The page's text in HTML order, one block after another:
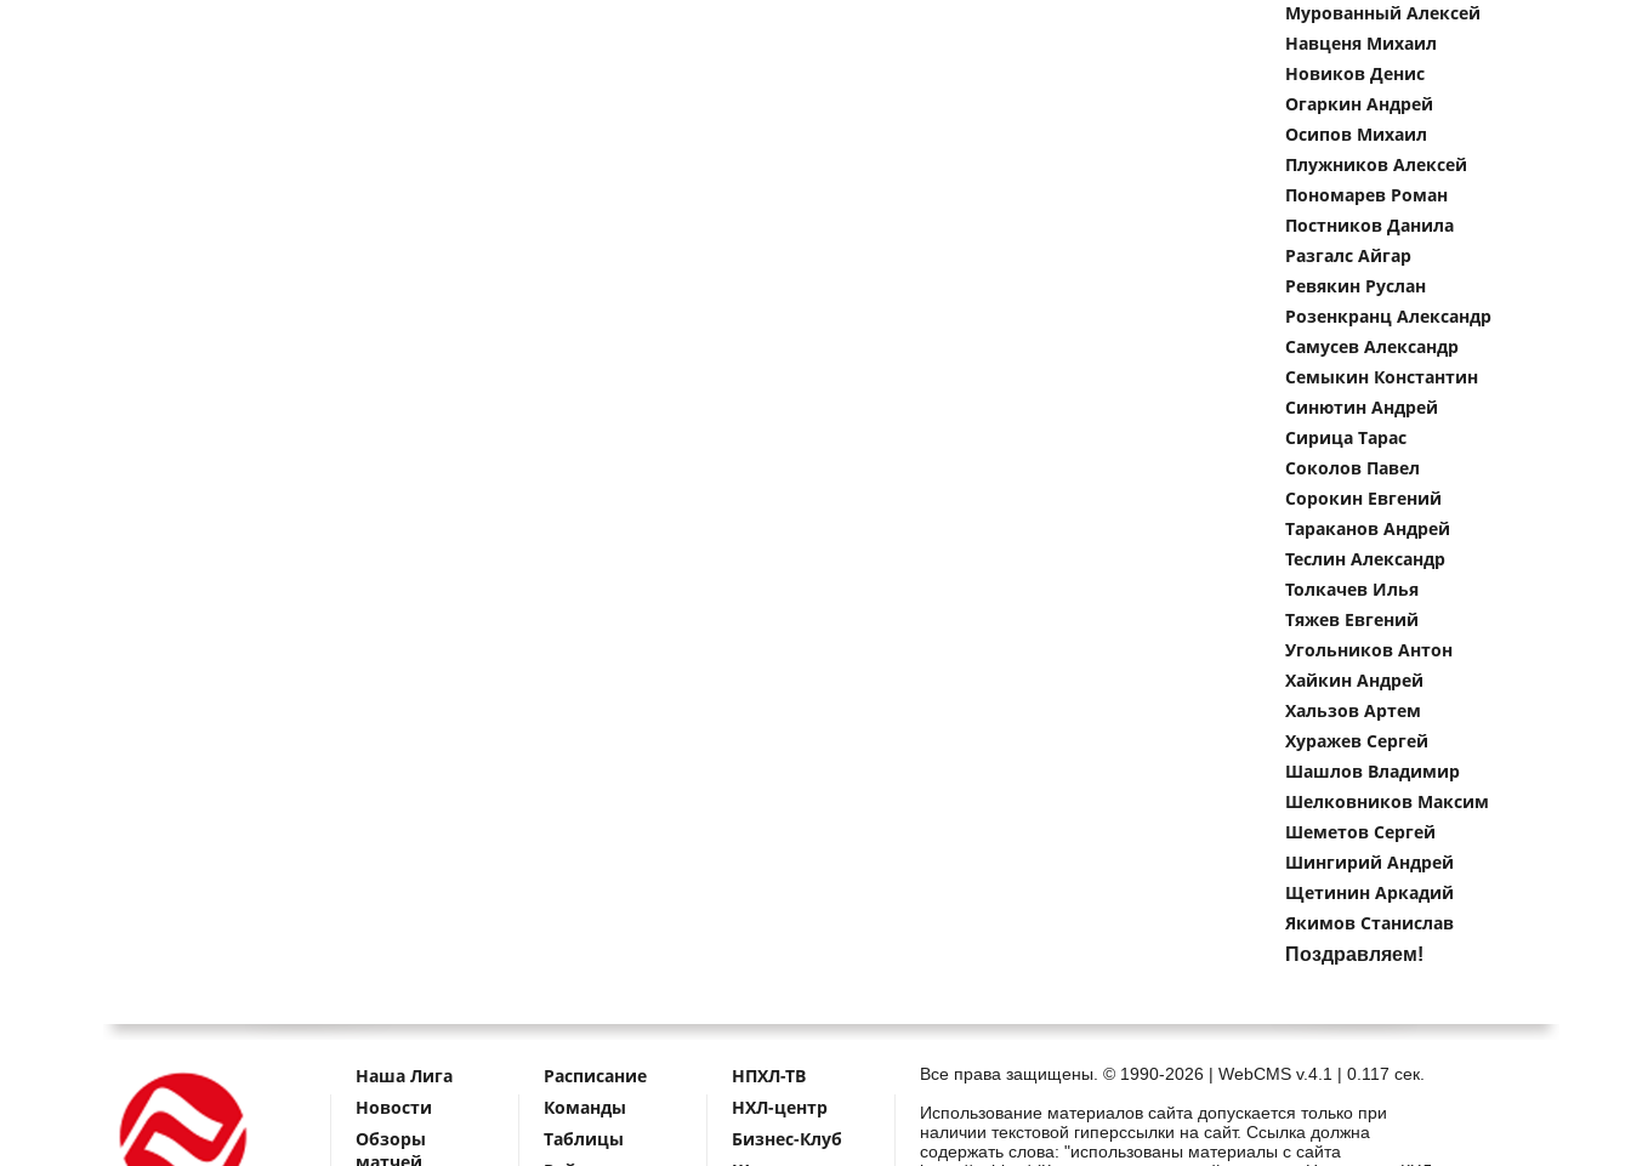
Мурованный Алексей
Навценя Михаил
Новиков Денис
Огаркин Андрей
Осипов Михаил
Плужников Алексей
Пономарев Роман
Постников Данила
Разгалс Айгар
Ревякин Руслан
Розенкранц Александр
Самусев Александр
Семыкин Константин
Синютин Андрей
Сирица Тарас
Соколов Павел
Сорокин Евгений
Тараканов Андрей
Теслин Александр
Толкачев Илья
Тяжев Евгений
Угольников Антон
Хайкин Андрей
Хальзов Артем
Хуражев Сергей
Шашлов Владимир
Шелковников Максим
Шеметов Сергей
Шингирий Андрей
Щетинин Аркадий
Якимов Станислав
Поздравляем!
Наша Лига
Новости
Обзоры
Расписание
Команды
Таблицы
НПХЛ-ТВ
НХЛ-центр
Бизнес-Клуб
Все права защищены. © 1990-2026 | WebCMS v.4.1 | 0.117 сек.
Использование материалов сайта допускается только при
наличии текстовой гиперссылки на сайт. Ссылка должна
содержать слова: "использованы материалы с сайта